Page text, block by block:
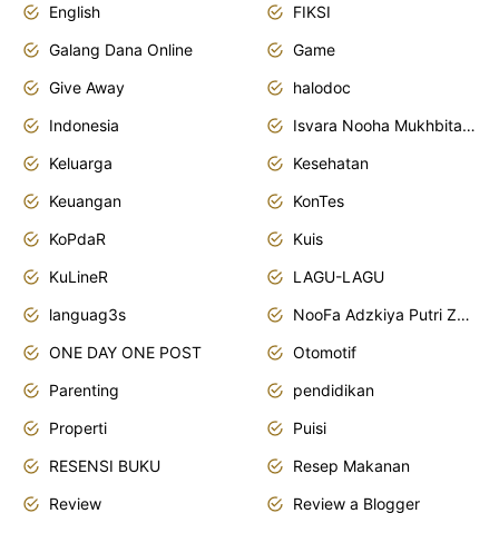
English
FIKSI
Galang Dana Online
Game
Give Away
halodoc
Indonesia
Isvara Nooha Mukhbita Zain
Keluarga
Kesehatan
Keuangan
KonTes
KoPdaR
Kuis
KuLineR
LAGU-LAGU
languag3s
NooFa Adzkiya Putri Zain
ONE DAY ONE POST
Otomotif
Parenting
pendidikan
Properti
Puisi
RESENSI BUKU
Resep Makanan
Review
Review a Blogger